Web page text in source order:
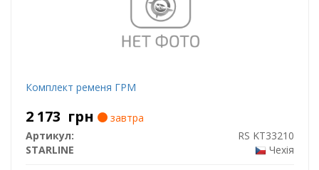
Комплект ременя ГРМ
2 173 грн
завтра
Артикул:
RS KT33210
STARLINE
Чехія